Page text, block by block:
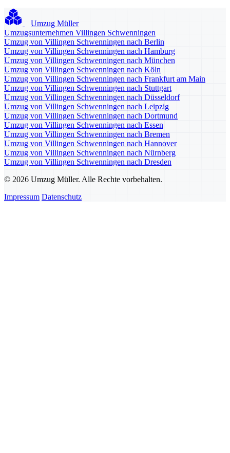
Umzug Müller
Umzugsunternehmen Villingen Schwenningen
Umzug von Villingen Schwenningen nach Berlin
Umzug von Villingen Schwenningen nach Hamburg
Umzug von Villingen Schwenningen nach München
Umzug von Villingen Schwenningen nach Köln
Umzug von Villingen Schwenningen nach Frankfurt am Main
Umzug von Villingen Schwenningen nach Stuttgart
Umzug von Villingen Schwenningen nach Düsseldorf
Umzug von Villingen Schwenningen nach Leipzig
Umzug von Villingen Schwenningen nach Dortmund
Umzug von Villingen Schwenningen nach Essen
Umzug von Villingen Schwenningen nach Bremen
Umzug von Villingen Schwenningen nach Hannover
Umzug von Villingen Schwenningen nach Nürnberg
Umzug von Villingen Schwenningen nach Dresden
© 2026 Umzug Müller. Alle Rechte vorbehalten.
Impressum Datenschutz